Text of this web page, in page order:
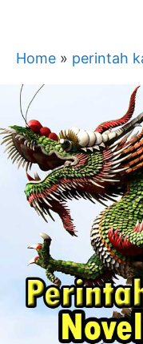
Home » perintah